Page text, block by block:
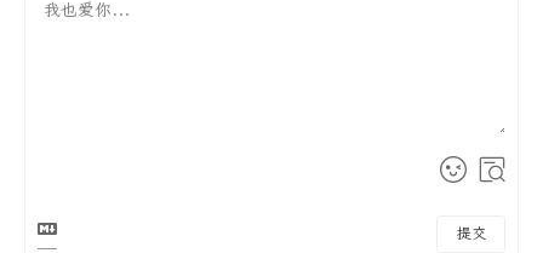
提交